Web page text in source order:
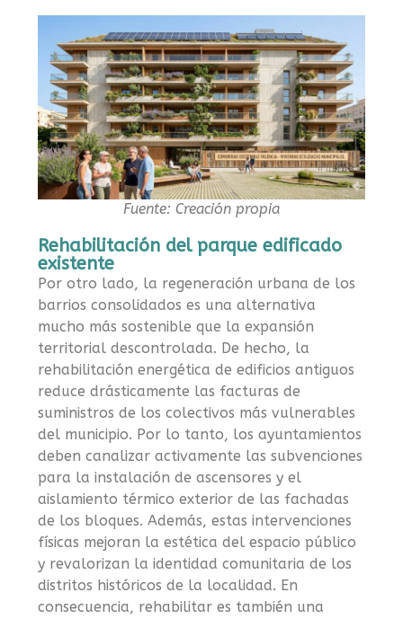
Fuente: Creación propia
Rehabilitación del parque edificado
existente
Por otro lado, la regeneración urbana de los
barrios consolidados es una alternativa
mucho más sostenible que la expansión
territorial descontrolada. De hecho, la
rehabilitación energética de edificios antiguos
reduce drásticamente las facturas de
suministros de los colectivos más vulnerables
del municipio. Por lo tanto, los ayuntamientos
deben canalizar activamente las subvenciones
para la instalación de ascensores y el
aislamiento térmico exterior de las fachadas
de los bloques. Además, estas intervenciones
físicas mejoran la estética del espacio público
y revalorizan la identidad comunitaria de los
distritos históricos de la localidad. En
consecuencia, rehabilitar es también una